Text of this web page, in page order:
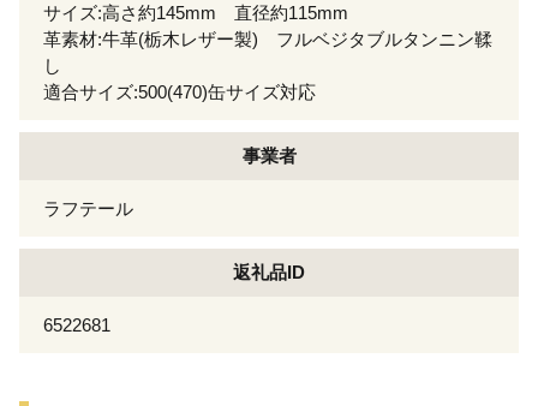
サイズ:高さ約145mm 直径約115mm
革素材:牛革(栃木レザー製) フルベジタブルタンニン鞣
し
適合サイズ:500(470)缶サイズ対応
事業者
ラフテール
返礼品ID
6522681